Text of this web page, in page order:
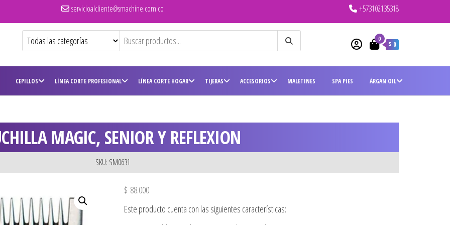
servicioalcliente@smachine.com.co +573102135318
0
$ 0
CEPILLOS LÍNEA CORTE PROFESIONAL LÍNEA CORTE HOGAR TIJERAS ACCESORIOS MALETINES SPA PIES ÁRGAN OIL
MAGIC, SENIOR Y REFLEXION
SKU: SM0631
$ 88.000
Este producto cuenta con las siguientes características: